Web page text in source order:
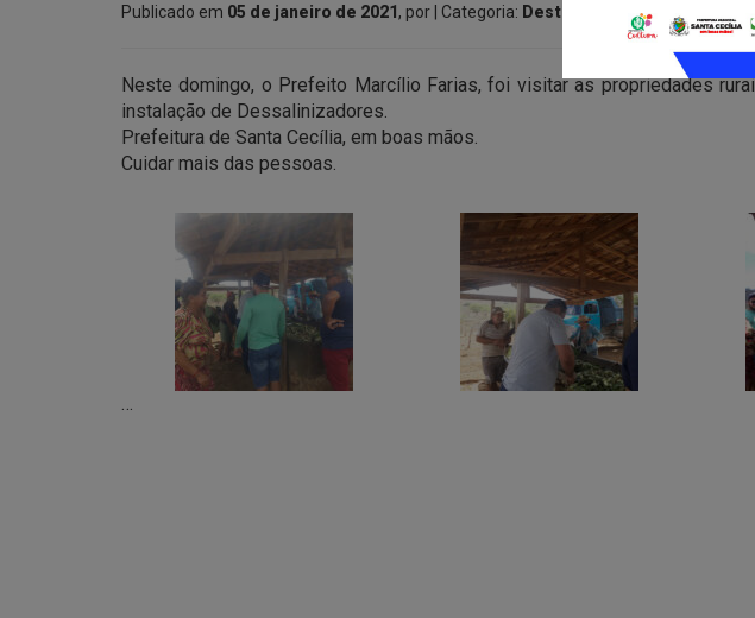
Publicado em 05 de janeiro de 2021, por | Categoria: Destaque
Neste domingo, o Prefeito Marcílio Farias, foi visitar as propriedades
instalação de Dessalinizadores.
Prefeitura de Santa Cecília, em boas mãos.
Cuidar mais das pessoas.